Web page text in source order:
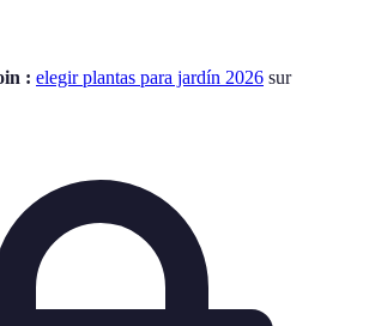
: elegir plantas para jardín 2026 sur